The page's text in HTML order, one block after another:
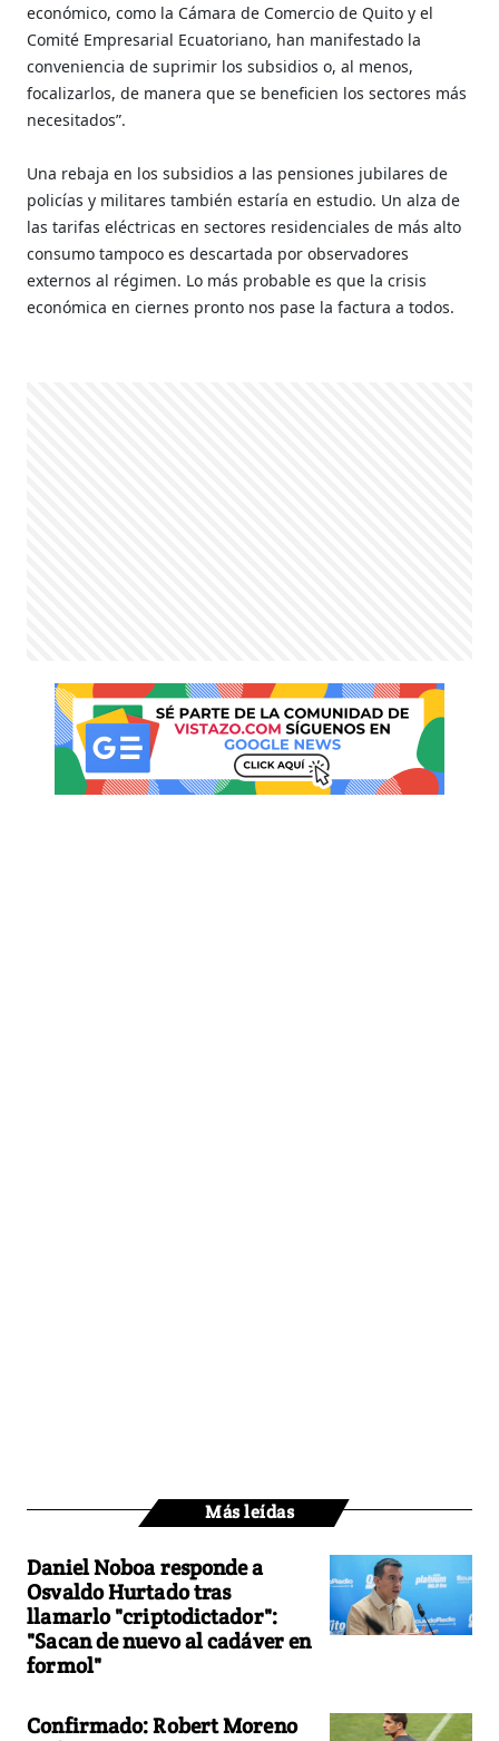
económico, como la Cámara de Comercio de Quito y el
Comité Empresarial Ecuatoriano, han manifestado la
conveniencia de suprimir los subsidios o, al menos,
focalizarlos, de manera que se beneficien los sectores más
necesitados”.
Una rebaja en los subsidios a las pensiones jubilares de
policías y militares también estaría en estudio. Un alza de
las tarifas eléctricas en sectores residenciales de más alto
consumo tampoco es descartada por observadores
externos al régimen. Lo más probable es que la crisis
económica en ciernes pronto nos pase la factura a todos.
Más leídas
Daniel Noboa responde a
Osvaldo Hurtado tras
llamarlo "criptodictador":
"Sacan de nuevo al cadáver en
formol"
Confirmado: Robert Moreno